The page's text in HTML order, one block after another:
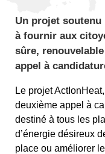
Un projet soutenu
à fournir aux
sûre,
appel à
Le projet
deuxième appel à
destiné à tous les
d’énergie désireux
place ou améliorer